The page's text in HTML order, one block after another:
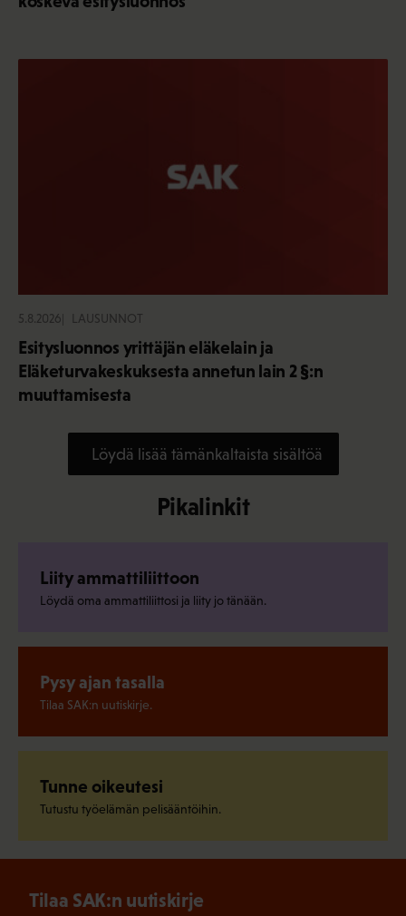
5.8.2026 LAUSUNNOT
Esitysluonnos yrittäjän eläkelain ja
Eläketurvakeskuksesta annetun lain 2 §:n
muuttamisesta
Löydä lisää tämänkaltaista sisältöä
Pikalinkit
Liity ammattiliittoon
Löydä oma ammattiliittosi ja liity jo tänään.
Pysy ajan tasalla
Tilaa SAK:n uutiskirje.
Tunne oikeutesi
Tutustu työelämän pelisääntöihin.
Tilaa SAK:n uutiskirje